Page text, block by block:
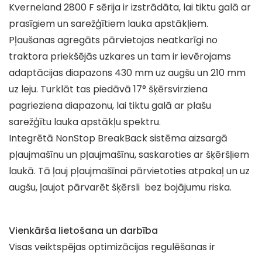
Kverneland 2800 F sērija ir izstrādāta, lai tiktu galā ar
prasīgiem un sarežģītiem lauka apstākļiem.
Pļaušanas agregāts pārvietojas neatkarīgi no
traktora priekšējās uzkares un tam ir ievērojams
adaptācijas diapazons 430 mm uz augšu un 210 mm
uz leju. Turklāt tas piedāvā 17° šķērsvirziena
pagrieziena diapazonu, lai tiktu galā ar plašu
sarežģītu lauka apstākļu spektru.
Integrētā NonStop BreakBack sistēma aizsargā
pļaujmašīnu un pļaujmašīnu, saskaroties ar šķēršļiem
laukā. Tā ļauj pļaujmašīnai pārvietoties atpakaļ un uz
augšu, ļaujot pārvarēt šķērsli bez bojājumu riska.
Vienkārša lietošana un darbība
Visas veiktspējas optimizācijas regulēšanas ir